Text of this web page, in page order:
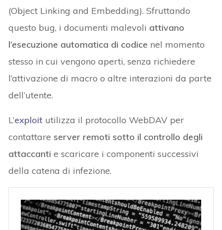
(Object Linking and Embedding). Sfruttando
questo bug, i documenti malevoli attivano
l’esecuzione automatica di codice nel momento
stesso in cui vengono aperti, senza richiedere
l’attivazione di macro o altre interazioni da parte
dell’utente.
L’exploit utilizza il protocollo WebDAV per
contattare server remoti sotto il controllo degli
attaccanti e scaricare i componenti successivi
della catena di infezione.